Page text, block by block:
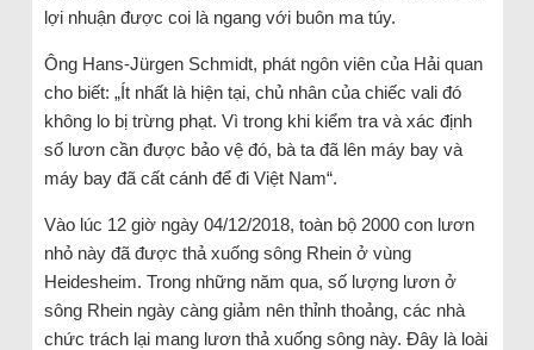
lợi nhuận được coi là ngang với buôn ma túy.
Ông Hans-Jürgen Schmidt, phát ngôn viên của Hải quan
cho biết: „Ít nhất là hiện tại, chủ nhân của chiếc vali đó
không lo bị trừng phạt. Vì trong khi kiểm tra và xác định
số lươn cần được bảo vệ đó, bà ta đã lên máy bay và
máy bay đã cất cánh để đi Việt Nam“.
Vào lúc 12 giờ ngày 04/12/2018, toàn bộ 2000 con lươn
nhỏ này đã được thả xuống sông Rhein ở vùng
Heidesheim. Trong những năm qua, số lượng lươn ở
sông Rhein ngày càng giảm nên thỉnh thoảng, các nhà
chức trách lại mang lươn thả xuống sông này. Đây là loài